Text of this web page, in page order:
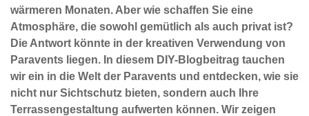
wärmeren Monaten. Aber wie schaffen Sie eine
Atmosphäre, die sowohl gemütlich als auch privat ist?
Die Antwort könnte in der kreativen Verwendung von
Paravents liegen. In diesem DIY-Blogbeitrag tauchen
wir ein in die Welt der Paravents und entdecken, wie sie
nicht nur Sichtschutz bieten, sondern auch Ihre
Terrassengestaltung aufwerten können. Wir zeigen